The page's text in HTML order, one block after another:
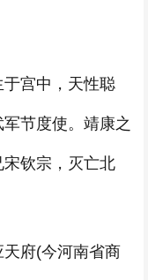
宫中，天性聪
节度使。靖康之
钦宗，灭亡北
府(今河南省商